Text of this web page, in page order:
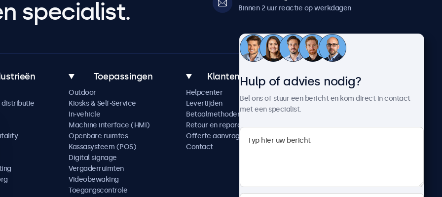
specialist.
Binnen 2 uur reactie op werkdagen
distributie
Toepassingen
Outdoor
Kiosks & Self-Service
In-vehicle
Machine interface (HMI)
Openbare ruimtes
Kassasysteem (POS)
Digital signage
Vergaderruimten
Videobewaking
Toegangscontrole
Klantenservice
Helpcenter
Levertijden
Betaalmethoden
Retour en reparatie
Offerte aanvragen
Contact
Over Beetronics
Nieuws en updates
Werken bij Beetronics
Algemene voorwaarden
Hulp of advies nodig?
Bel ons of stuur een bericht en kom direct in contact
met een specialist.